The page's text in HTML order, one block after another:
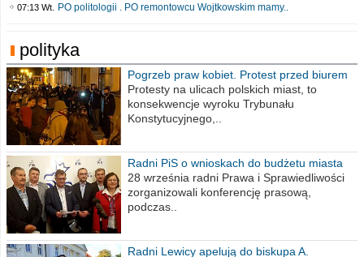
07:13 Wt. PO politologii . PO remontowcu Wojtkowskim mamy..
polityka
Pogrzeb praw kobiet. Protest przed biurem
poselskim PiS
Protesty na ulicach polskich miast, to
konsekwencje wyroku Trybunału
Konstytucyjnego,..
Radni PiS o wnioskach do budżetu miasta
na 2021 rok
28 września radni Prawa i Sprawiedliwości
zorganizowali konferencję prasową,
podczas..
Radni Lewicy apelują do biskupa A.